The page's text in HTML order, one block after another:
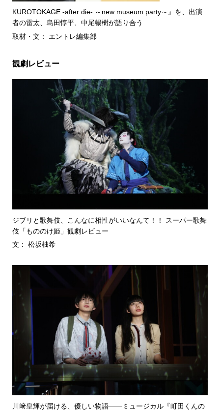
KUROTOKAGE -after die- ～new museum party～』を、出演
者の雷太、島田惇平、中尾暢樹が語り合う
取材・文： エントレ編集部
観劇レビュー
ジブリと歌舞伎、こんなに相性がいいなんて！！ スーパー歌舞
伎「もののけ姫」観劇レビュー
文： 松坂柚希
川﨑皇輝が届ける、優しい物語――ミュージカル『町田くんの